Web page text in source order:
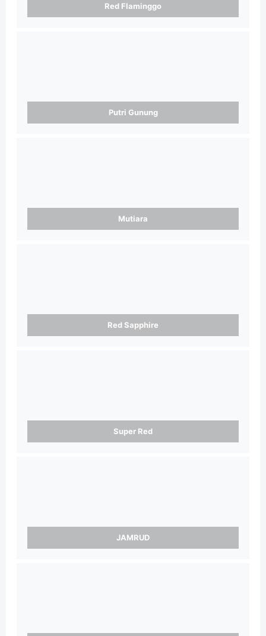
Red Flaminggo
Putri Gunung
Mutiara
Red Sapphire
Super Red
JAMRUD